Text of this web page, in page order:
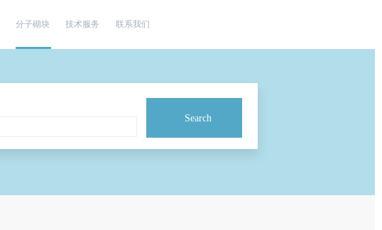
分子砌块 技术服务 联系我们
Search